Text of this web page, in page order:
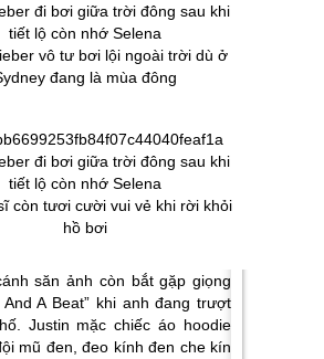
vô tư bơi lội ngoài trời dù ở
đang là mùa đông
còn tươi cười vui vẻ khi rời khỏi
hồ bơi
săn ảnh còn bắt gặp giọng
And A Beat” khi anh đang trượt
Justin mặc chiếc áo hoodie
mũ đen, đeo kính đen che kín